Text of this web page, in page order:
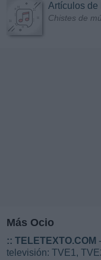
Artículos de
Chistes de
Más Ocio
:: TELETEXTO.COM
televisión: TVE1,